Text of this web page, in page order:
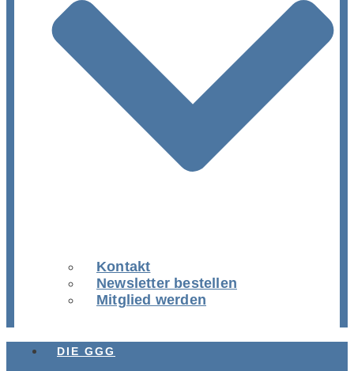
Kontakt
Newsletter bestellen
Mitglied werden
DIE GGG